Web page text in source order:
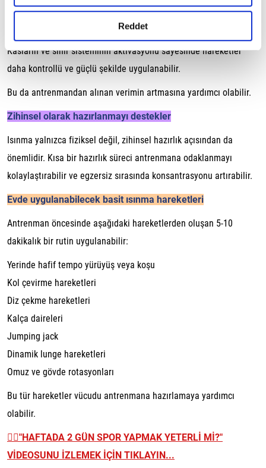
gerçekleştirilen veri işleme faaliyetleri ile ilgili daha
detaylı bilgi almak için lütfentıklayınız.
Reddet
Araştırmalar, uygun şekilde yapılan ısınmanın egzersiz
performansına olumlu katkı sağlayabileceğini göstermektedir.
Kasların ve sinir sisteminin aktivasyonu sayesinde hareketler
daha kontrollü ve güçlü şekilde uygulanabilir.
Bu da antrenmandan alınan verimin artmasına yardımcı olabilir.
Zihinsel olarak hazırlanmayı destekler
Isınma yalnızca fiziksel değil, zihinsel hazırlık açısından da
önemlidir. Kısa bir hazırlık süreci antrenmana odaklanmayı
kolaylaştırabilir ve egzersiz sırasında konsantrasyonu artırabilir.
Evde uygulanabilecek basit ısınma hareketleri
Antrenman öncesinde aşağıdaki hareketlerden oluşan 5-10
dakikalık bir rutin uygulanabilir:
Yerinde hafif tempo yürüyüş veya koşu
Kol çevirme hareketleri
Diz çekme hareketleri
Kalça daireleri
Jumping jack
Dinamik lunge hareketleri
Omuz ve gövde rotasyonları
Bu tür hareketler vücudu antrenmana hazırlamaya yardımcı
olabilir.
👉🏼"HAFTADA 2 GÜN SPOR YAPMAK YETERLİ Mİ?"
VİDEOSUNU İZLEMEK İÇİN TIKLAYIN...